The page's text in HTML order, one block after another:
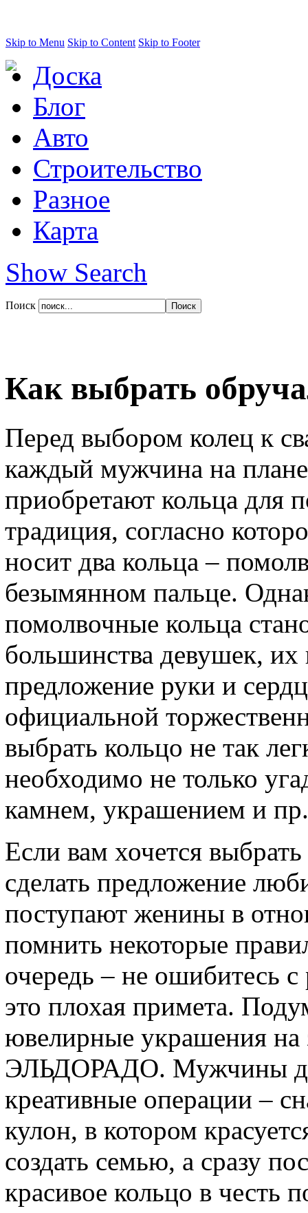
Skip to Menu Skip to Content Skip to Footer
Доска
Блог
Авто
Строительство
Разное
Карта
Show Search
Поиск
Как выбрать
Перед выбором колец к
каждый мужчина на
приобретают кольца для
традиция, согласно
носит два кольца –
безымянном пальце.
помолвочные кольца
большинства девушек, их
предложение руки и
официальной
выбрать кольцо не так
необходимо не только
камнем, украшением и пр.
Если вам хочется
сделать предложение
поступают женины в
помнить некоторые
очередь – не ошибитесь
это плохая примета.
ювелирные украшения на
ЭЛЬДОРАДО. Мужчины
креативные операции –
кулон, в котором
создать семью, а сразу
красивое кольцо в честь